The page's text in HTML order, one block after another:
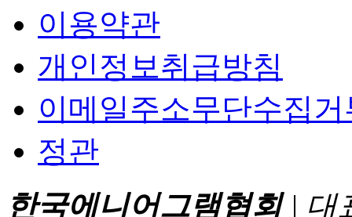
이용약관
개인정보취급방침
이메일주소무단수집거
정관
한국에니어그램협회| 대